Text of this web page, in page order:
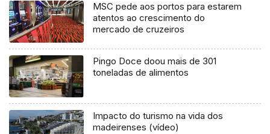
MSC pede aos portos para estarem
atentos ao crescimento do
mercado de cruzeiros
Pingo Doce doou mais de 301
toneladas de alimentos
Impacto do turismo na vida dos
madeirenses (vídeo)